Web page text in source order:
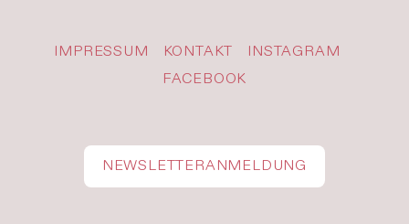
IMPRESSUM KONTAKT
INSTAGRAM
FACEBOOK
NEWSLETTERANMELDUNG